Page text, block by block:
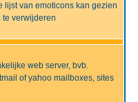
lijst van emoticons kan gezien
te verwijderen
web server, bvb.
of yahoo mailboxes, sites